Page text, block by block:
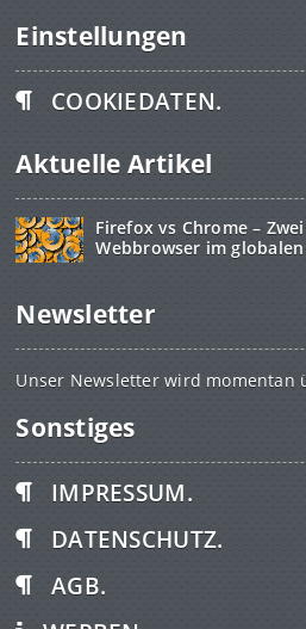
Einstellungen
COOKIEDATEN.
Aktuelle Artikel
Firefox vs Chrome –
Webbrowser im
Newsletter
Unser Newsletter wird momentan
Sonstiges
IMPRESSUM.
DATENSCHUTZ.
AGB.